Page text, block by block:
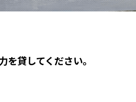
を貸してください。